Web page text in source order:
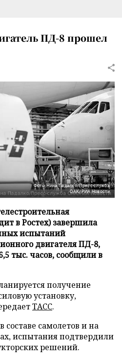
ПД-8 прошел
Фото: Нина Падалко/Пресс-служба
ОАК/РИА Новости
в Ростех) завершила
испытаний
двигателя ПД-8,
тыс. часов, сообщили в
получение
установку,
ТАСС.
составе самолетов и на
испытания подтвердили
решений.